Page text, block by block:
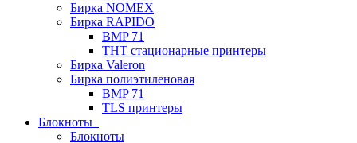
Бирка NOMEX
Бирка RAPIDO
BMP 71
THT стационарные принтеры
Бирка Valeron
Бирка полиэтиленовая
BMP 71
TLS принтеры
Блокноты
Блокноты